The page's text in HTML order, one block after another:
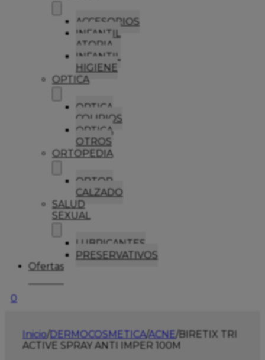
ACCESORIOS
INFANTIL
ATOPIA
INFANTIL
HIGIENE
OPTICA
OPTICA
COLIRIOS
OPTICA
OTROS
ORTOPEDIA
ORTOP
CALZADO
SALUD
SEXUAL
LUBRICANTES
PRESERVATIVOS
Ofertas
0
Inicio/DERMOCOSMETICA/ACNE/BIRETIX TRI
ACTIVE SPRAY ANTI IMPER 100M